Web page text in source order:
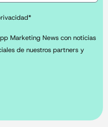
Marketing News con noticias
de nuestros partners y